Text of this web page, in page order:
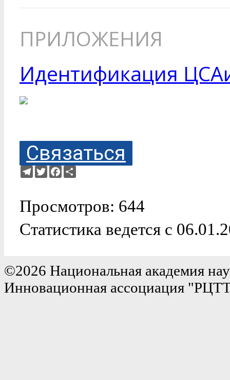
ПРИЛОЖЕНИЯ
Идентификация
Связаться
Telegram
TwitterFacebook
Просмотров: 644
Статистика ведется с
©2026 Национальная академия
Инновационная ассоциация